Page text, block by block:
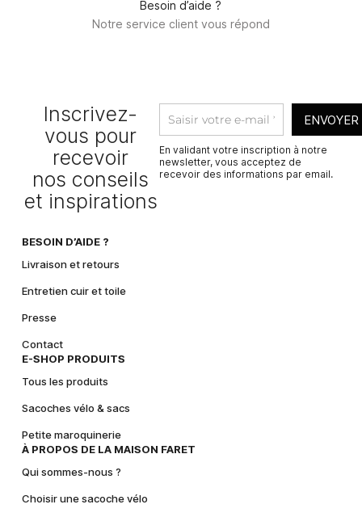
Besoin d’aide ?
Notre service client vous répond
Inscrivez-
vous pour
recevoir
nos conseils
et inspirations
En validant votre inscription à notre
newsletter, vous acceptez de
recevoir des informations par email.
ENVOYER
BESOIN D’AIDE ?
Livraison et retours
Entretien cuir et toile
Presse
Contact
E-SHOP PRODUITS
Tous les produits
Sacoches vélo & sacs
Petite maroquinerie
À PROPOS DE LA MAISON FARET
Qui sommes-nous ?
Choisir une sacoche vélo